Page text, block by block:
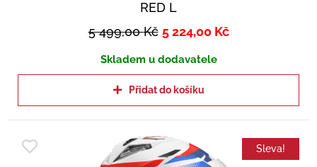
RED L
5 499,00Kč 5 224,00 Kč
Skladem u dodavatele
Přidat do košíku
Sleva!